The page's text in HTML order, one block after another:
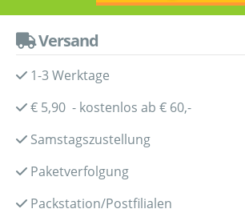
Versand
1-3 Werktage
€ 5,90 - kostenlos ab € 60,-
Samstagszustellung
Paketverfolgung
Packstation/Postfilialen